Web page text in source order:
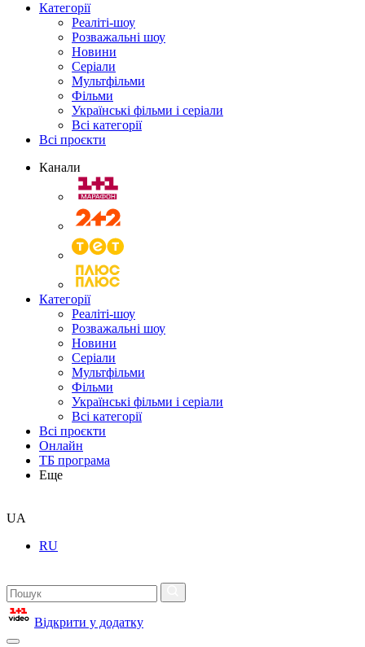
Категорії
Реаліті-шоу
Розважальні шоу
Новини
Серіали
Мультфільми
Фільми
Українські фільми і серіали
Всі категорії
Всі проєкти
Канали
Категорії
Реаліті-шоу
Розважальні шоу
Новини
Серіали
Мультфільми
Фільми
Українські фільми і серіали
Всі категорії
Всі проєкти
Онлайн
ТБ програма
Еще
UA
RU
Відкрити у додатку